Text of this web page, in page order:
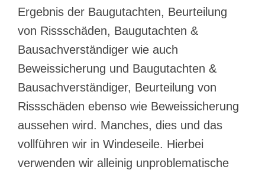
Ergebnis der Baugutachten, Beurteilung
von Rissschäden, Baugutachten &
Bausachverständiger wie auch
Beweissicherung und Baugutachten &
Bausachverständiger, Beurteilung von
Rissschäden ebenso wie Beweissicherung
aussehen wird. Manches, dies und das
vollführen wir in Windeseile. Hierbei
verwenden wir alleinig unproblematische